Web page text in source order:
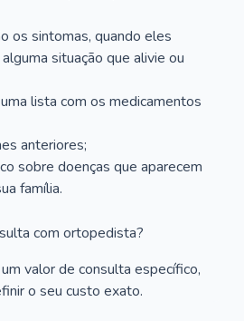
os sintomas, quando eles
situação que alivie ou
lista com os medicamentos
anteriores;
sobre doenças que aparecem
família.
com ortopedista?
valor de consulta específico,
o seu custo exato.